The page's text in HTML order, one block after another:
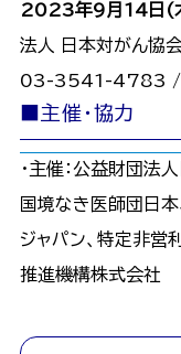
2023年9月14日(
法人 日本対がん
03-3541-4783 /
■主催・協力
・主催：公益財団法
国境なき医師団日本
ジャパン、特定非営
推進機構株式会社